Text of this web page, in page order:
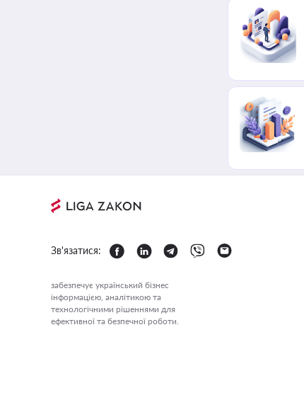
Зв'язатися:
забезпечує український бізнес
інформацією, аналітикою та
технологічними рішеннями для
ефективної та безпечної роботи.